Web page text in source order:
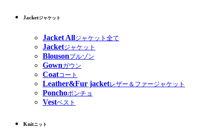
Jacketジャケット
Jacket Allジャケット全て
Jacketジャケット
Blousonブルゾン
Gownガウン
Coatコート
Leather&Fur jacketレザー＆ファージャケット
Ponchoポンチョ
Vestベスト
Knitニット